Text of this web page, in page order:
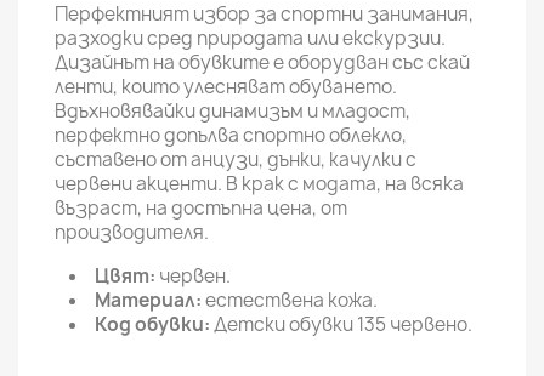
Перфектният избор за спортни занимания,
разходки сред природата или екскурзии.
Дизайнът на обувките е оборудван със скай
ленти, които улесняват обуването.
Вдъхновявайки динамизъм и младост,
перфектно допълва спортно облекло,
съставено от анцузи, дънки, качулки с
червени акценти. В крак с модата, на всяка
възраст, на достъпна цена, от
производителя.
Цвят: червен.
Материал:естествена кожа.
Код обувки:Детски обувки 135 червено.